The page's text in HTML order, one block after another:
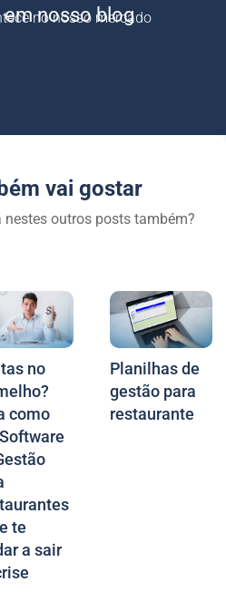
nosso blog
no nosso mercado
vai gostar
outros posts também?
no
como
te
a sair
Planilhas de
gestão para
restaurante